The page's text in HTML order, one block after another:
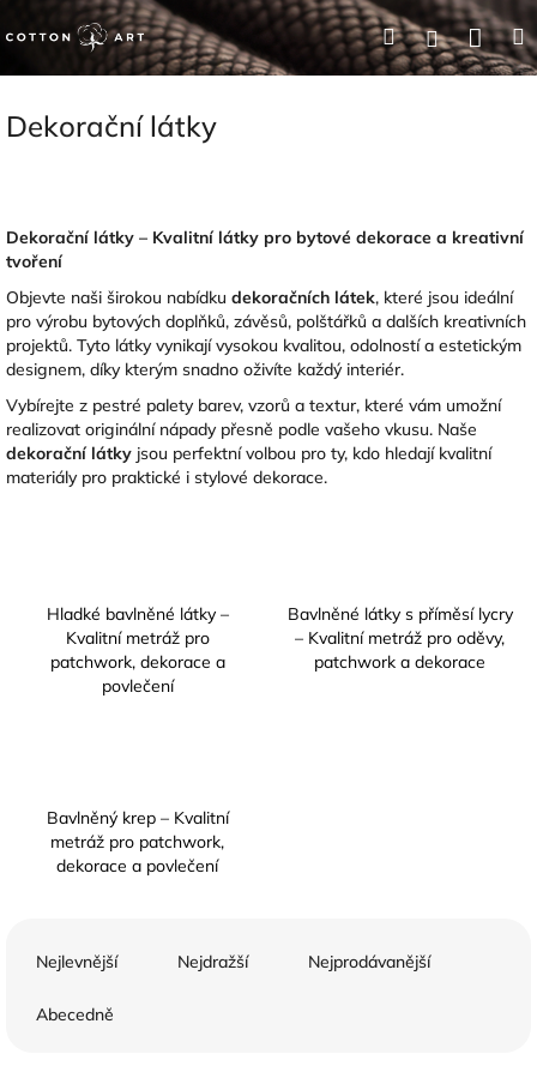
na
HledatPřihlášení
Dekorační látky
Dekorační látky – Kvalitní látky pro bytové dekorace a kreativní
tvoření
Objevte naši širokou nabídku dekoračních látek, které jsou ideální
pro výrobu bytových doplňků, závěsů, polštářků a dalších kreativních
projektů. Tyto látky vynikají vysokou kvalitou, odolností a estetickým
designem, díky kterým snadno oživíte každý interiér.
Vybírejte z pestré palety barev, vzorů a textur, které vám umožní
realizovat originální nápady přesně podle vašeho vkusu. Naše
dekorační látky jsou perfektní volbou pro ty, kdo hledají kvalitní
materiály pro praktické i stylové dekorace.
Hladké bavlněné látky –
Kvalitní metráž pro
patchwork, dekorace a
povlečení
Bavlněné látky s příměsí lycry
– Kvalitní metráž pro oděvy,
patchwork a dekorace
Bavlněný krep – Kvalitní
metráž pro patchwork,
dekorace a povlečení
Nejlevnější Nejdražší Nejprodávanější
Abecedně